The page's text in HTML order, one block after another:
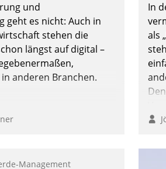
und
geht es nicht: Auch in
stehen die
längst auf digital –
anderen Branchen.
In
als
Management